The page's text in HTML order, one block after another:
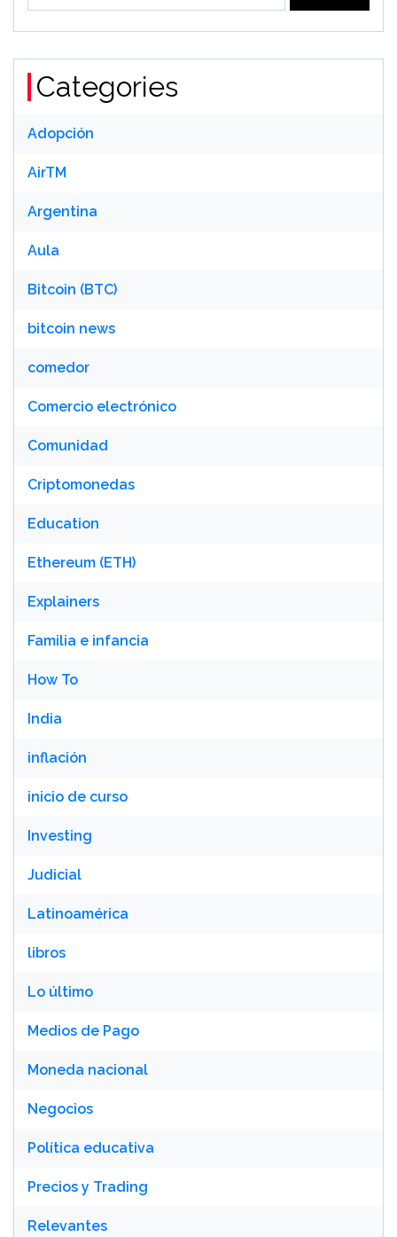
Categories
Adopción
AirTM
Argentina
Aula
Bitcoin (BTC)
bitcoin news
comedor
Comercio electrónico
Comunidad
Criptomonedas
Education
Ethereum (ETH)
Explainers
Familia e infancia
How To
India
inflación
inicio de curso
Investing
Judicial
Latinoamérica
libros
Lo último
Medios de Pago
Moneda nacional
Negocios
Política educativa
Precios y Trading
Relevantes